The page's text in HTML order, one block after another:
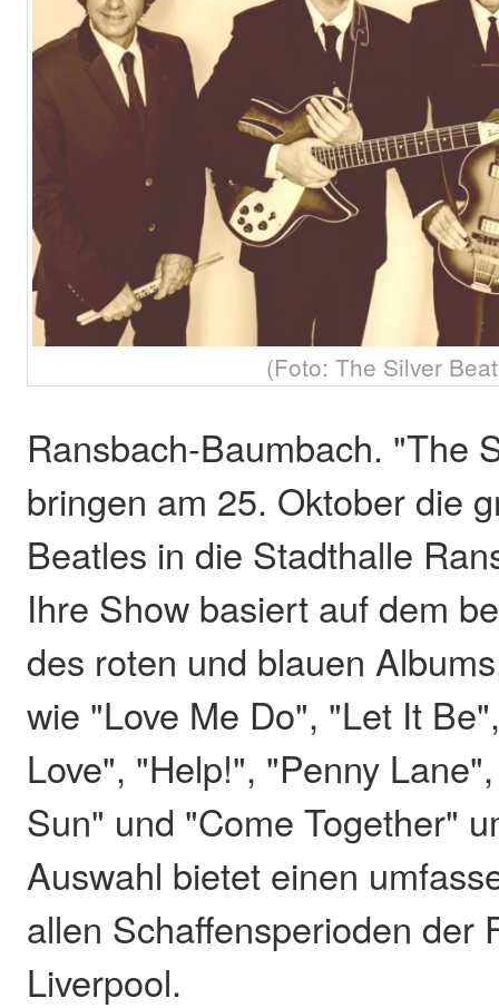
(Foto: The Silver
Ransbach-Baumbach. "The
bringen am 25. Oktober die
Beatles in die Stadthalle
Ihre Show basiert auf dem
des roten und blauen
wie "Love Me Do", "Let It
Love", "Help!", "Penny
Sun" und "Come Together"
Auswahl bietet einen
allen Schaffensperioden der
Liverpool.